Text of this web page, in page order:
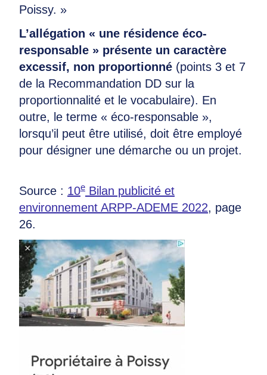
Poissy. »
L’allégation « une résidence éco-
responsable » présente un caractère
excessif, non proportionné (points 3 et 7
de la Recommandation DD sur la
proportionnalité et le vocabulaire). En
outre, le terme « éco-responsable »,
lorsqu’il peut être utilisé, doit être employé
pour désigner une démarche ou un projet.
Source : 10e Bilan publicité et
environnement ARPP-ADEME 2022, page
26.